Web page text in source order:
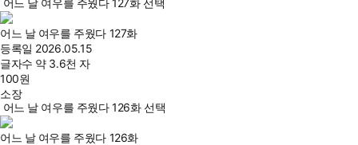
어느 날 여우를 주웠다 127화 선택
어느 날 여우를 주웠다 127화
등록일 2026.05.15
글자수 약 3.6천 자
100원
소장
어느 날 여우를 주웠다 126화 선택
어느 날 여우를 주웠다 126화